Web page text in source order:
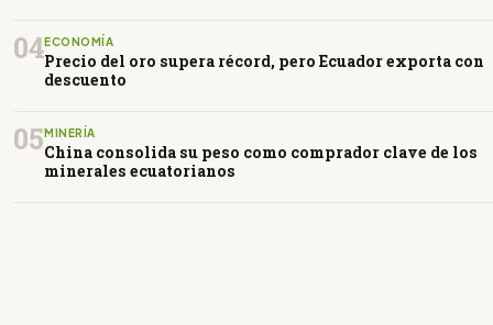
04ECONOMÍA
Precio del oro supera récord, pero Ecuador exporta con
descuento
05MINERÍA
China consolida su peso como comprador clave de los
minerales ecuatorianos